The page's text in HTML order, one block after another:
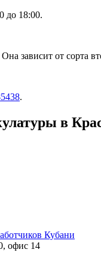
до 18:00.
зависит от сорта
.
в
Кубани
офис 14